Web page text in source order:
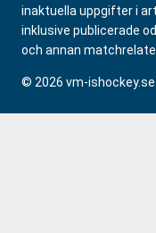
inaktuella uppgifter i
inklusive publicerade
och annan
© 2026 vm-ishockey.se